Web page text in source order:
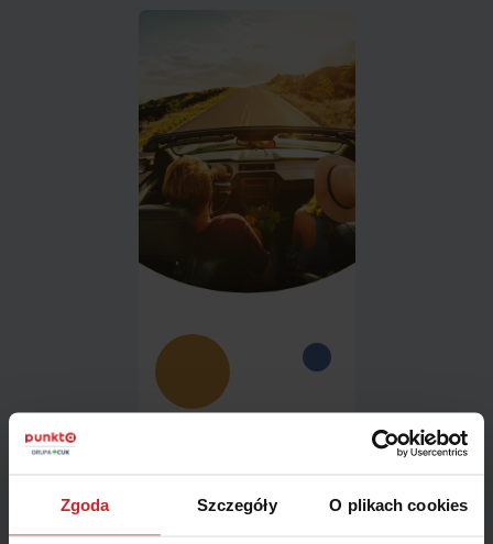
Zgoda Szczegóły O plikach cookies
zadowolenie